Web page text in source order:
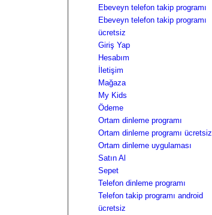
Ebeveyn telefon takip programı
Ebeveyn telefon takip programı
ücretsiz
Giriş Yap
Hesabım
İletişim
Mağaza
My Kids
Ödeme
Ortam dinleme programı
Ortam dinleme programı ücretsiz
Ortam dinleme uygulaması
Satın Al
Sepet
Telefon dinleme programı
Telefon takip programı android
ücretsiz